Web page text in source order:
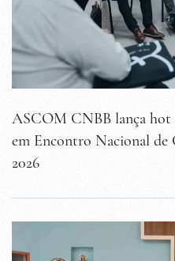
ASCOM CNBB lança hot
em Encontro Nacional de
2026